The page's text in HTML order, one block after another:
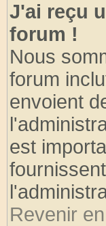
J'ai reçu
forum !
Nous
forum
envoient
est
Revenir